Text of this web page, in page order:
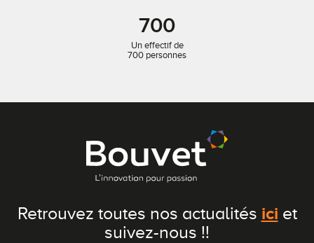
700
Un effectif de
700 personnes
Retrouvez toutes nos actualités ici et
suivez-nous !!